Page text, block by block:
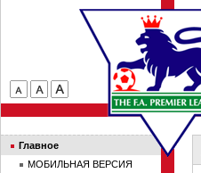
Главное
МОБИЛЬНАЯ ВЕРСИЯ